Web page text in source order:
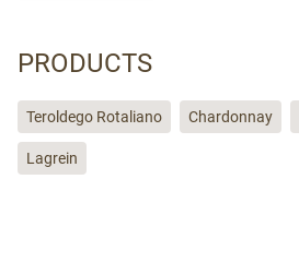
PRODUCTS
Teroldego Rotaliano Chardonnay
Lagrein